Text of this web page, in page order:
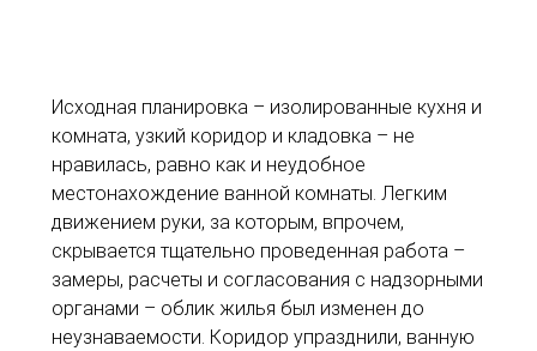
Исходная планировка – изолированные кухня и
комната, узкий коридор и кладовка – не
нравилась, равно как и неудобное
местонахождение ванной комнаты. Легким
движением руки, за которым, впрочем,
скрывается тщательно проведенная работа –
замеры, расчеты и согласования с надзорными
органами – облик жилья был изменен до
неузнаваемости. Коридор упразднили, ванную